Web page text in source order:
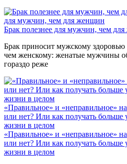
для мужчин, чем для женщин
Брак полезнее для мужчин, чем
Брак приносит мужскому здоровью
чем женскому: женатые мужчины
гораздо реже
«Правильное» и «неправильное»
или нет? Или как получать больше
жизни в целом
«Правильное» и «неправильное»
или нет? Или как получать больше
жизни в целом